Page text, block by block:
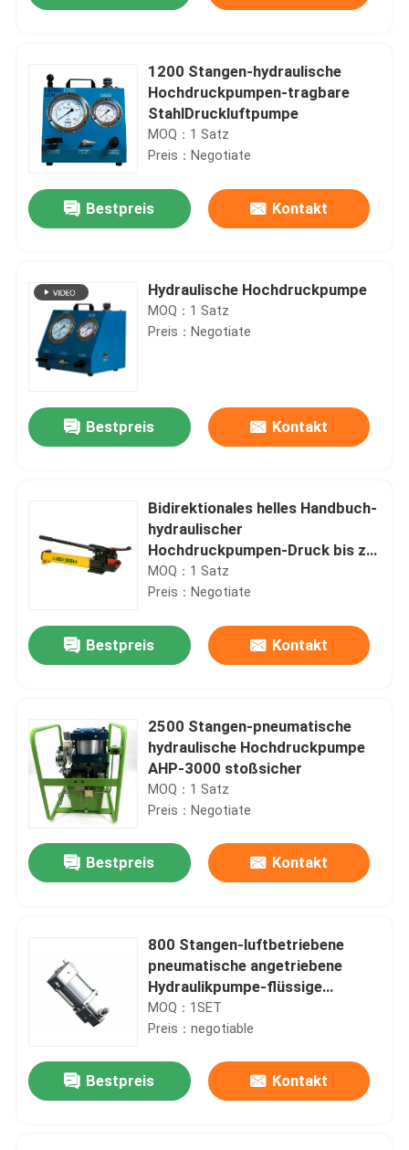
1200 Stangen-hydraulische
Hochdruckpumpen-tragbare
StahlDruckluftpumpe
MOQ：1 Satz
Preis：Negotiate
Bestpreis Kontakt
Hydraulische Hochdruckpumpe
MOQ：1 Satz
Preis：Negotiate
Bestpreis Kontakt
Bidirektionales helles Handbuch-
hydraulischer
Hochdruckpumpen-Druck bis zu
700Bar
MOQ：1 Satz
Preis：Negotiate
Bestpreis Kontakt
2500 Stangen-pneumatische
hydraulische Hochdruckpumpe
AHP-3000 stoßsicher
MOQ：1 Satz
Preis：Negotiate
Bestpreis Kontakt
800 Stangen-luftbetriebene
pneumatische angetriebene
Hydraulikpumpe-flüssige
Hochdruckpumpen
MOQ：1SET
Preis：negotiable
Bestpreis Kontakt